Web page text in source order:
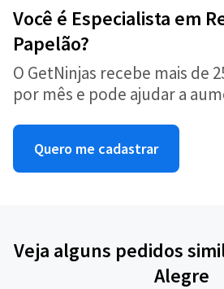
Você é Especialista em
Papelão?
O GetNinjas recebe mais de
por mês e pode ajudar a
Quero me cadastrar
Veja alguns pedidos
Alegre